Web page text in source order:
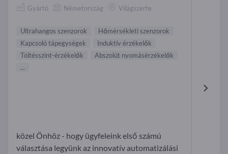
Gyártó Németország Világszerte
Ultrahangos szenzorok
Hőmérsékleti szenzorok
Kapcsoló tápegységek
Induktív érzékelők
Töltésszint-érzékelők
Abszolút nyomásérzékelők
...
közel Önhöz - hogy ügyfeleink első számú
választása legyünk az innovatív automatizálási